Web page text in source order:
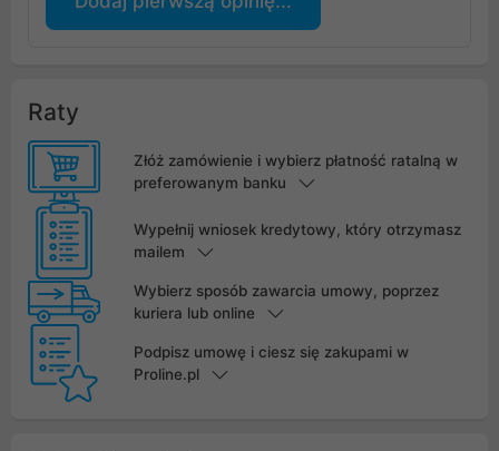
Raty
Złóż zamówienie i wybierz płatność ratalną w
preferowanym banku
Wypełnij wniosek kredytowy, który otrzymasz
mailem
Wybierz sposób zawarcia umowy, poprzez
kuriera lub online
Podpisz umowę i ciesz się zakupami w
Proline.pl